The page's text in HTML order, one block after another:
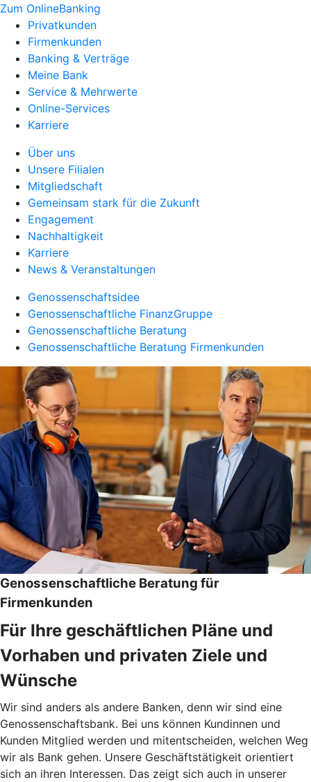
Zum OnlineBanking
Privatkunden
Firmenkunden
Banking & Verträge
Meine Bank
Service & Mehrwerte
Online-Services
Karriere
Über uns
Unsere Filialen
Mitgliedschaft
Gemeinsam stark für die Zukunft
Engagement
Nachhaltigkeit
Karriere
News & Veranstaltungen
Genossenschaftsidee
Genossenschaftliche FinanzGruppe
Genossenschaftliche Beratung
Genossenschaftliche Beratung Firmenkunden
Genossenschaftliche Beratung für
Firmenkunden
Für Ihre geschäftlichen Pläne und
Vorhaben und privaten Ziele und
Wünsche
Wir sind anders als andere Banken, denn wir sind eine
Genossenschaftsbank. Bei uns können Kundinnen und
Kunden Mitglied werden und mitentscheiden, welchen Weg
wir als Bank gehen. Unsere Geschäftstätigkeit orientiert
sich an ihren Interessen. Das zeigt sich auch in unserer